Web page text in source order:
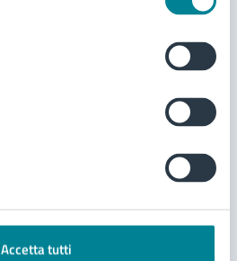
Accetta tutti
materiale video e audio,